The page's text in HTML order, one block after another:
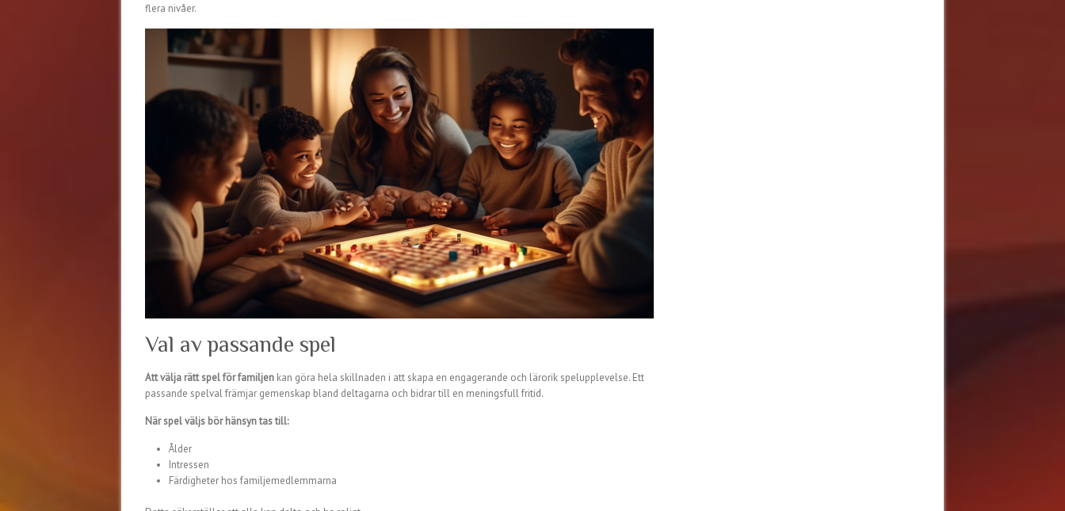
flera nivåer.
Val av passande spel
Att välja rätt spel för familjen kan göra hela skillnaden i att skapa en engagerande och lärorik spelupplevelse. Ett
passande spelval främjar gemenskap bland deltagarna och bidrar till en meningsfull fritid.
När spel väljs bör hänsyn tas till:
Ålder
Intressen
Färdigheter hos familjemedlemmarna